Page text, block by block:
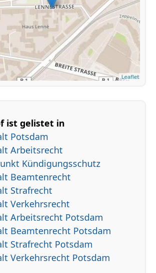
ist gelistet in
Potsdam
Arbeitsrecht
Kündigungsschutz
Beamtenrecht
Strafrecht
Verkehrsrecht
Arbeitsrecht Potsdam
Beamtenrecht Potsdam
Strafrecht Potsdam
Verkehrsrecht Potsdam